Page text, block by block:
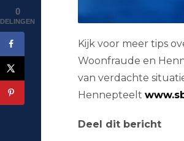
Kijk voor meer tips
Woonfraude en
van verdachte
Hennepteelt
Deel dit bericht
0
DELINGEN